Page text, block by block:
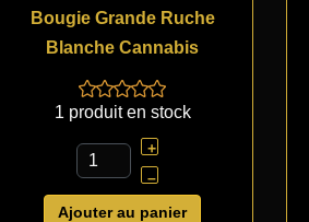
Bougie Grande Ruche
Blanche Cannabis
1 produit en stock
+
–
Ajouter au panier